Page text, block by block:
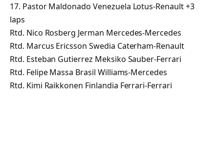
17. Pastor Maldonado Venezuela Lotus-Renault +3
laps
Rtd. Nico Rosberg Jerman Mercedes-Mercedes
Rtd. Marcus Ericsson Swedia Caterham-Renault
Rtd. Esteban Gutierrez Meksiko Sauber-Ferrari
Rtd. Felipe Massa Brasil Williams-Mercedes
Rtd. Kimi Raikkonen Finlandia Ferrari-Ferrari